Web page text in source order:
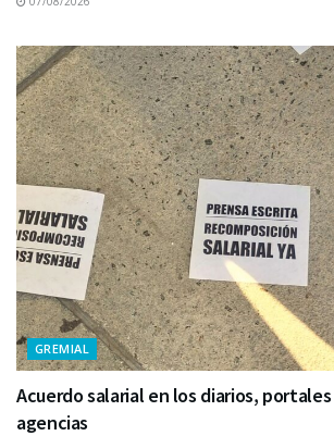
GREMIAL
Acuerdo salarial en los diarios,
agencias